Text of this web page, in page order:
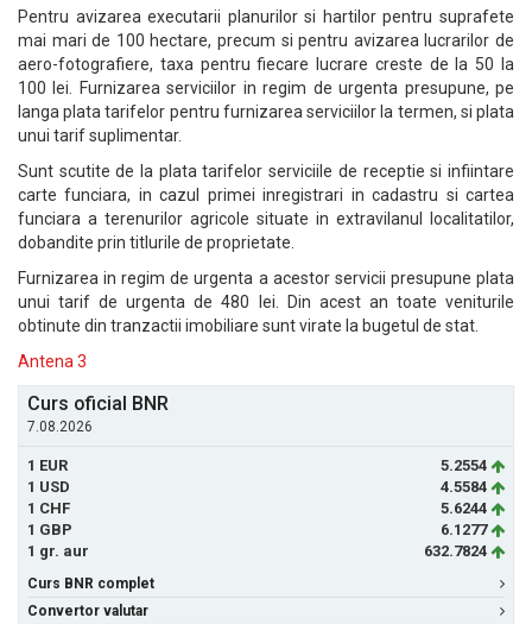
Pentru avizarea executarii planurilor si hartilor pentru suprafete
mai mari de 100 hectare, precum si pentru avizarea lucrarilor de
aero-fotografiere, taxa pentru fiecare lucrare creste de la 50 la
100 lei. Furnizarea serviciilor in regim de urgenta presupune, pe
langa plata tarifelor pentru furnizarea serviciilor la termen, si plata
unui tarif suplimentar.
Sunt scutite de la plata tarifelor serviciile de receptie si infiintare
carte funciara, in cazul primei inregistrari in cadastru si cartea
funciara a terenurilor agricole situate in extravilanul localitatilor,
dobandite prin titlurile de proprietate.
Furnizarea in regim de urgenta a acestor servicii presupune plata
unui tarif de urgenta de 480 lei. Din acest an toate veniturile
obtinute din tranzactii imobiliare sunt virate la bugetul de stat.
Antena 3
Curs oficial BNR
7.08.2026
1 EUR
5.2554
1 USD
4.5584
1 CHF
5.6244
1 GBP
6.1277
1 gr. aur
632.7824
Curs BNR complet
Convertor valutar